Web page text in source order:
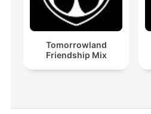
Tomorrowland
Friendship Mix